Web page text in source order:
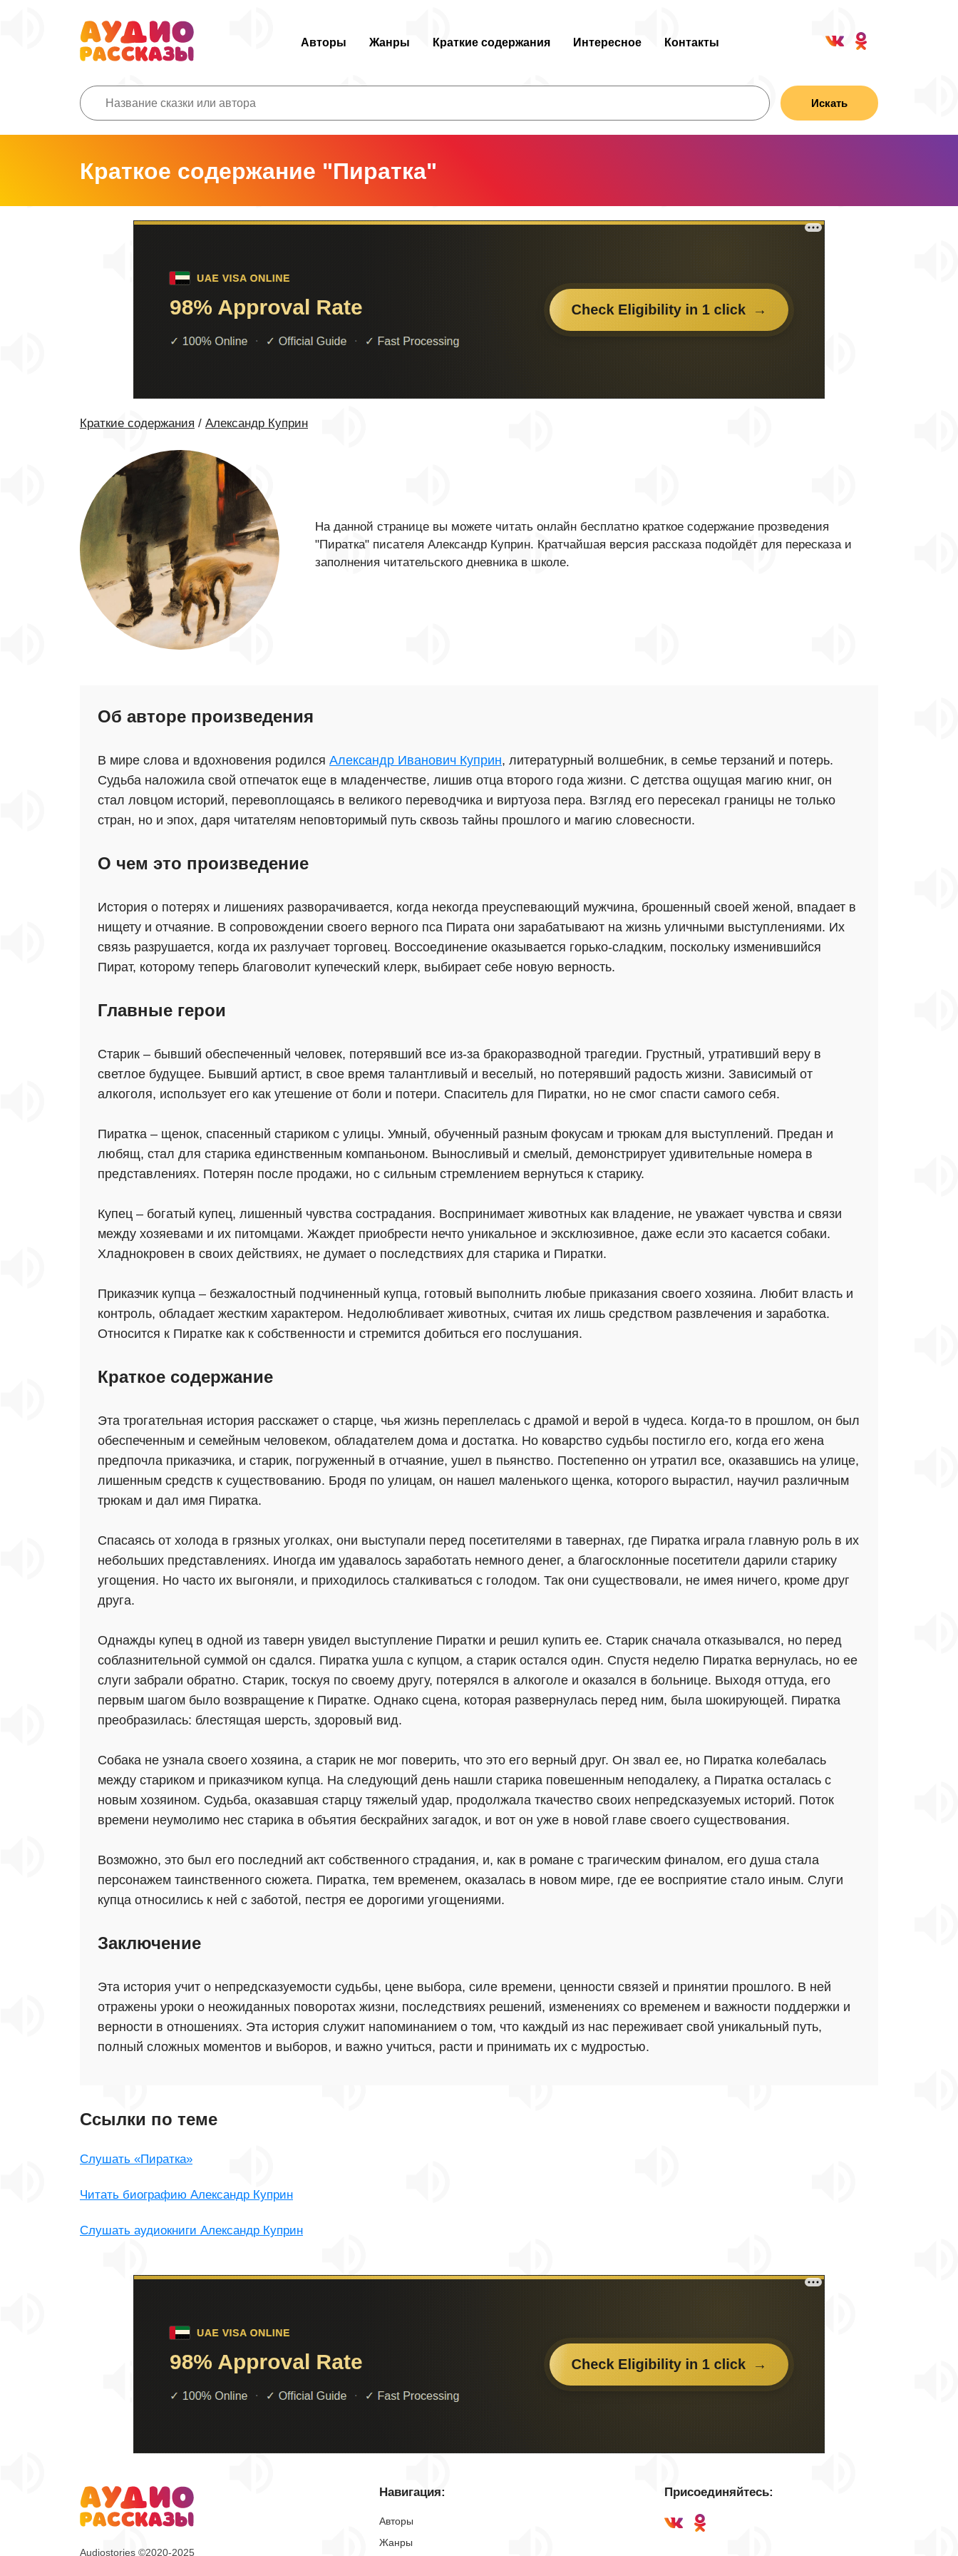
Авторы Жанры Краткие содержания Интересное Контакты
Искать
Краткое содержание "Пиратка"
Краткие содержания / Александр Куприн
На данной странице вы можете читать онлайн бесплатно краткое содержание прозведения
"Пиратка" писателя Александр Куприн. Кратчайшая версия рассказа подойдёт для пересказа и
заполнения читательского дневника в школе.
Об авторе произведения
В мире слова и вдохновения родился Александр Иванович Куприн, литературный волшебник, в семье терзаний и потерь.
Судьба наложила свой отпечаток еще в младенчестве, лишив отца второго года жизни. С детства ощущая магию книг, он
стал ловцом историй, перевоплощаясь в великого переводчика и виртуоза пера. Взгляд его пересекал границы не только
стран, но и эпох, даря читателям неповторимый путь сквозь тайны прошлого и магию словесности.
О чем это произведение
История о потерях и лишениях разворачивается, когда некогда преуспевающий мужчина, брошенный своей женой, впадает в
нищету и отчаяние. В сопровождении своего верного пса Пирата они зарабатывают на жизнь уличными выступлениями. Их
связь разрушается, когда их разлучает торговец. Воссоединение оказывается горько-сладким, поскольку изменившийся
Пират, которому теперь благоволит купеческий клерк, выбирает себе новую верность.
Главные герои
Старик – бывший обеспеченный человек, потерявший все из-за бракоразводной трагедии. Грустный, утративший веру в
светлое будущее. Бывший артист, в свое время талантливый и веселый, но потерявший радость жизни. Зависимый от
алкоголя, использует его как утешение от боли и потери. Спаситель для Пиратки, но не смог спасти самого себя.
Пиратка – щенок, спасенный стариком с улицы. Умный, обученный разным фокусам и трюкам для выступлений. Предан и
любящ, стал для старика единственным компаньоном. Выносливый и смелый, демонстрирует удивительные номера в
представлениях. Потерян после продажи, но с сильным стремлением вернуться к старику.
Купец – богатый купец, лишенный чувства сострадания. Воспринимает животных как владение, не уважает чувства и связи
между хозяевами и их питомцами. Жаждет приобрести нечто уникальное и эксклюзивное, даже если это касается собаки.
Хладнокровен в своих действиях, не думает о последствиях для старика и Пиратки.
Приказчик купца – безжалостный подчиненный купца, готовый выполнить любые приказания своего хозяина. Любит власть и
контроль, обладает жестким характером. Недолюбливает животных, считая их лишь средством развлечения и заработка.
Относится к Пиратке как к собственности и стремится добиться его послушания.
Краткое содержание
Эта трогательная история расскажет о старце, чья жизнь переплелась с драмой и верой в чудеса. Когда-то в прошлом, он был
обеспеченным и семейным человеком, обладателем дома и достатка. Но коварство судьбы постигло его, когда его жена
предпочла приказчика, и старик, погруженный в отчаяние, ушел в пьянство. Постепенно он утратил все, оказавшись на улице,
лишенным средств к существованию. Бродя по улицам, он нашел маленького щенка, которого вырастил, научил различным
трюкам и дал имя Пиратка.
Спасаясь от холода в грязных уголках, они выступали перед посетителями в тавернах, где Пиратка играла главную роль в их
небольших представлениях. Иногда им удавалось заработать немного денег, а благосклонные посетители дарили старику
угощения. Но часто их выгоняли, и приходилось сталкиваться с голодом. Так они существовали, не имея ничего, кроме друг
друга.
Однажды купец в одной из таверн увидел выступление Пиратки и решил купить ее. Старик сначала отказывался, но перед
соблазнительной суммой он сдался. Пиратка ушла с купцом, а старик остался один. Спустя неделю Пиратка вернулась, но ее
слуги забрали обратно. Старик, тоскуя по своему другу, потерялся в алкоголе и оказался в больнице. Выходя оттуда, его
первым шагом было возвращение к Пиратке. Однако сцена, которая развернулась перед ним, была шокирующей. Пиратка
преобразилась: блестящая шерсть, здоровый вид.
Собака не узнала своего хозяина, а старик не мог поверить, что это его верный друг. Он звал ее, но Пиратка колебалась
между стариком и приказчиком купца. На следующий день нашли старика повешенным неподалеку, а Пиратка осталась с
новым хозяином. Судьба, оказавшая старцу тяжелый удар, продолжала ткачество своих непредсказуемых историй. Поток
времени неумолимо нес старика в объятия бескрайних загадок, и вот он уже в новой главе своего существования.
Возможно, это был его последний акт собственного страдания, и, как в романе с трагическим финалом, его душа стала
персонажем таинственного сюжета. Пиратка, тем временем, оказалась в новом мире, где ее восприятие стало иным. Слуги
купца относились к ней с заботой, пестря ее дорогими угощениями.
Заключение
Эта история учит о непредсказуемости судьбы, цене выбора, силе времени, ценности связей и принятии прошлого. В ней
отражены уроки о неожиданных поворотах жизни, последствиях решений, изменениях со временем и важности поддержки и
верности в отношениях. Эта история служит напоминанием о том, что каждый из нас переживает свой уникальный путь,
полный сложных моментов и выборов, и важно учиться, расти и принимать их с мудростью.
Ссылки по теме
Слушать «Пиратка»
Читать биографию Александр Куприн
Слушать аудиокниги Александр Куприн
Audiostories ©2020-2025
Навигация:
Авторы
Жанры
Присоединяйтесь: